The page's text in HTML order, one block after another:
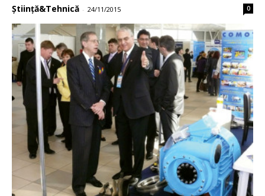
Știință&Tehnică - 24/11/2015 0